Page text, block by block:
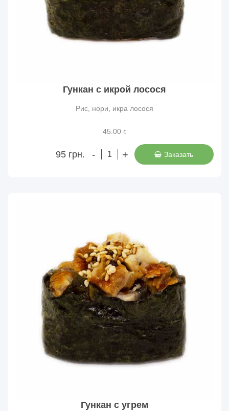
Гункан с икрой лосося
Рис, нори, икра лосося
45.00 г.
95 грн. - + Заказать
Гункан с угрем